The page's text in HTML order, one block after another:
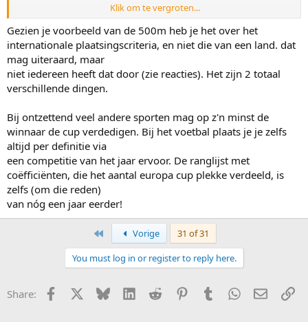
Ik stel voor om een substantieel aantal startplekken al te verdelen
tijdens het WK afstanden in het voor olympische seizoen. Dan
wordt het pieken naar het in dat jaar belangrijkste kampioenschap
meteen beloond.
Neem als voorbeeld de 500m. De top 18 van het WK Afstanden 2029
verovert voor het land een startplek voor de OS 2030. Dan kunnen
wereldbeker. 6 op basis van tijd en 6 op basis van het
wereldbekerklassement. Het beschermt ook schaatsers die wel
goed zijn in 2029, maar in het begin van het seizoen 2029-2030 'iets'
tegen komen.
Klik om te vergroten...
Gezien je voorbeeld van de 500m heb je het over het
internationale plaatsingscriteria, en niet die van een land. dat
mag uiteraard, maar
niet iedereen heeft dat door (zie reacties). Het zijn 2 totaal
verschillende dingen.
Bij ontzettend veel andere sporten mag op z'n minst de
winnaar de cup verdedigen. Bij het voetbal plaats je je zelfs
altijd per definitie via
een competitie van het jaar ervoor. De ranglijst met
coëfficiënten, die het aantal europa cup plekke verdeeld, is
zelfs (om die reden)
van nóg een jaar eerder!
Vorige
31 of 31
You must log in or register to reply here.
Share: Facebook Bluesky LinkedInReddit PinterestTumblrWhatsApp
E-mail